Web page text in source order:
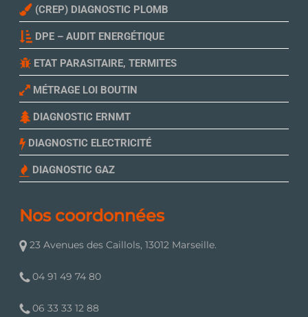
(CREP) DIAGNOSTIC PLOMB
DPE – AUDIT ENERGÉTIQUE
ETAT PARASITAIRE, TERMITES
MÉTRAGE LOI BOUTIN
DIAGNOSTIC ERNMT
DIAGNOSTIC ELECTRICITÉ
DIAGNOSTIC GAZ
Nos coordonnées
23 Avenues des Caillols, 13012 Marseille.
04 91 49 74 80
06 33 33 12 88